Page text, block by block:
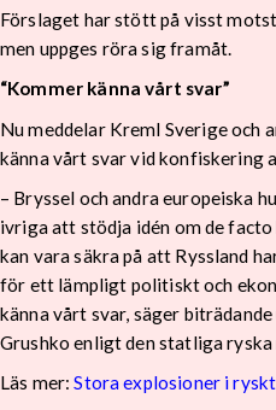
Förslaget har stött på visst
men uppges röra sig framåt.
“Kommer känna vårt svar”
Nu meddelar Kreml Sverige och
känna vårt svar vid konfiskering
– Bryssel och andra europeiska
ivriga att stödja idén om de
kan vara säkra på att Ryssland
för ett lämpligt politiskt och
känna vårt svar, säger
Grushko enligt den statliga ryska
Läs mer:Stora explosioner i